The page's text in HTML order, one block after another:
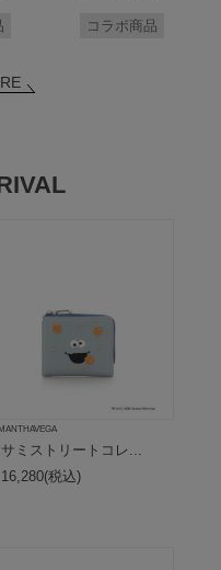
コラボ商品
ミストリートコレ...
16,280(税込)